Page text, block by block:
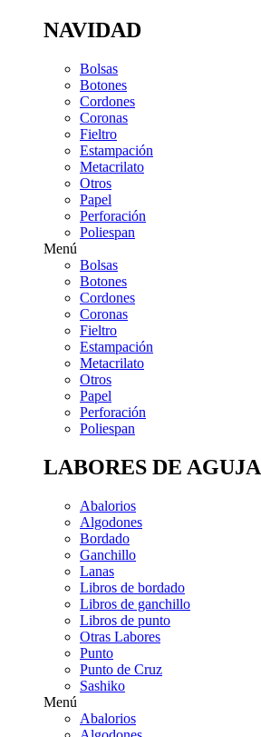
NAVIDAD
Bolsas
Botones
Cordones
Coronas
Fieltro
Estampación
Metacrilato
Otros
Papel
Perforación
Poliespan
Menú
Bolsas
Botones
Cordones
Coronas
Fieltro
Estampación
Metacrilato
Otros
Papel
Perforación
Poliespan
LABORES DE AGUJA
Abalorios
Algodones
Bordado
Ganchillo
Lanas
Libros de bordado
Libros de ganchillo
Libros de punto
Otras Labores
Punto
Punto de Cruz
Sashiko
Menú
Abalorios